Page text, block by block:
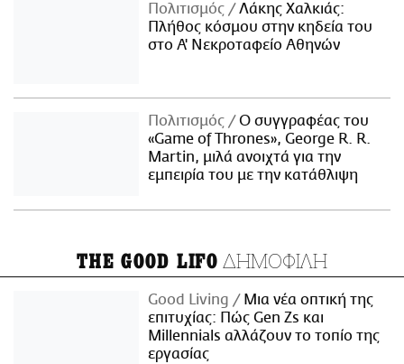
Πολιτισμός
Λάκης Χαλκιάς:
Πλήθος κόσμου στην κηδεία του
στο Α' Νεκροταφείο Αθηνών
Πολιτισμός
Ο συγγραφέας του
«Game of Thrones», George R. R.
Martin, μιλά ανοιχτά για την
εμπειρία του με την κατάθλιψη
THE GOOD LIFO ΔΗΜΟΦΙΛΗ
Good Living
Μια νέα οπτική της
επιτυχίας: Πώς Gen Zs και
Millennials αλλάζουν το τοπίο της
εργασίας